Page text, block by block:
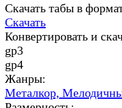
Скачать табы в
Скачать
Конвертировать и
gp3
gp4
Жанры:
Металкор,